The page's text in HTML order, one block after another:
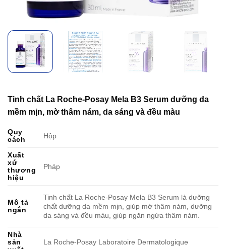
Tinh chất La Roche-Posay Mela B3 Serum dưỡng da
mềm mịn, mờ thâm nám, da sáng và đều màu
Quy
cách
Hộp
Xuất
xứ
thương
hiệu
Pháp
Mô tả
ngắn
Tinh chất La Roche-Posay Mela B3 Serum là dưỡng
chất dưỡng da mềm mịn, giúp mờ thâm nám, dưỡng
da sáng và đều màu, giúp ngăn ngừa thâm nám.
Nhà
sản
La Roche-Posay Laboratoire Dermatologique